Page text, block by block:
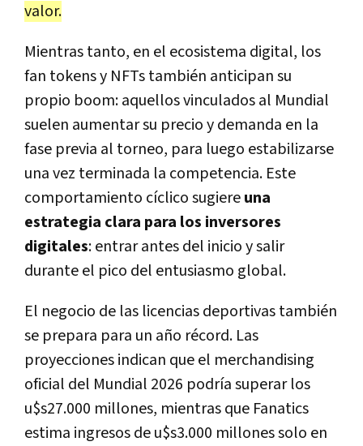
valor.
Mientras tanto, en el ecosistema digital, los
fan tokens y NFTs también anticipan su
propio boom: aquellos vinculados al Mundial
suelen aumentar su precio y demanda en la
fase previa al torneo, para luego estabilizarse
una vez terminada la competencia. Este
comportamiento cíclico sugiereuna
estrategia clara para los inversores
digitales: entrar antes del inicio y salir
durante el pico del entusiasmo global.
El negocio de las licencias deportivas también
se prepara para un año récord. Las
proyecciones indican que el merchandising
oficial del Mundial 2026 podría superar los
u$s27.000 millones, mientras que Fanatics
estima ingresos de u$s3.000 millones solo en